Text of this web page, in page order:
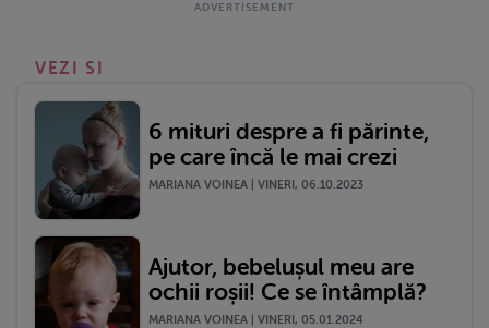
VEZI SI
6 mituri despre a fi părinte,
pe care încă le mai crezi
MARIANA VOINEA | VINERI, 06.10.2023
Ajutor, bebelușul meu are
ochii roșii! Ce se întâmplă?
MARIANA VOINEA | VINERI, 05.01.2024